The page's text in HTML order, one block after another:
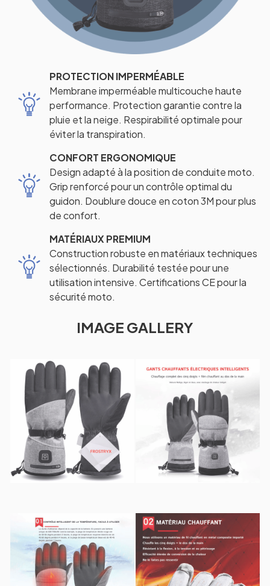
PROTECTION IMPERMÉABLE
Membrane imperméable multicouche haute
performance. Protection garantie contre la
pluie et la neige. Respirabilité optimale pour
éviter la transpiration.
CONFORT ERGONOMIQUE
Design adapté à la position de conduite moto.
Grip renforcé pour un contrôle optimal du
guidon. Doublure douce en coton 3M pour plus
de confort.
MATÉRIAUX PREMIUM
Construction robuste en matériaux techniques
sélectionnés. Durabilité testée pour une
utilisation intensive. Certifications CE pour la
sécurité moto.
IMAGE GALLERY